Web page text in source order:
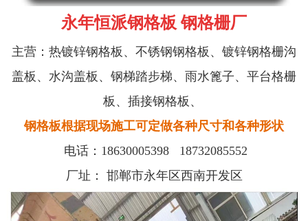
永年恒派钢格板 钢格栅厂
主营：热镀锌钢格板、不锈钢钢格板、镀锌钢格栅沟
盖板、水沟盖板、钢梯踏步梯、雨水篦子、平台格栅
板、插接钢格板、
钢格板根据现场施工可定做各种尺寸和各种形状
电话： 18630005398
18732085552
厂址：
邯郸市永年区西南开发区